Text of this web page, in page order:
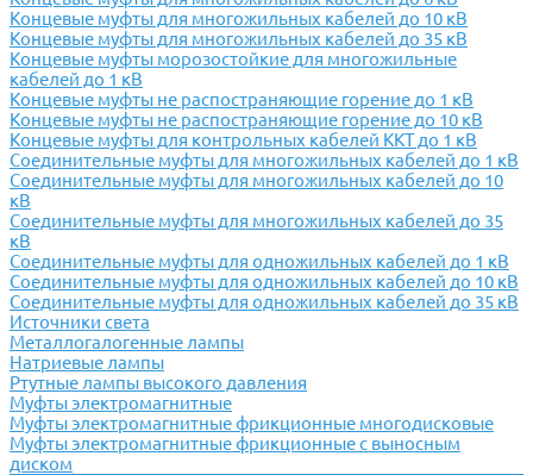
Концевые муфты для многожильных кабелей до 10 кВ
Концевые муфты для многожильных кабелей до 35 кВ
Концевые муфты морозостойкие для многожильные
кабелей до 1 кВ
Концевые муфты не распостраняющие горение до 1 кВ
Концевые муфты не распостраняющие горение до 10 кВ
Концевые муфты для контрольных кабелей ККТ до 1 кВ
Соединительные муфты для многожильных кабелей до 1 кВ
Соединительные муфты для многожильных кабелей до 10
кВ
Соединительные муфты для многожильных кабелей до 35
кВ
Соединительные муфты для одножильных кабелей до 1 кВ
Соединительные муфты для одножильных кабелей до 10 кВ
Соединительные муфты для одножильных кабелей до 35 кВ
Источники света
Металлогалогенные лампы
Натриевые лампы
Ртутные лампы высокого давления
Муфты электромагнитные
Муфты электромагнитные фрикционные многодисковые
Муфты электромагнитные фрикционные с выносным
диском